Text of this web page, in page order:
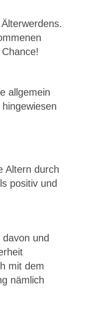
allgemein
Altern durch
positiv und
und
mit dem
nämlich